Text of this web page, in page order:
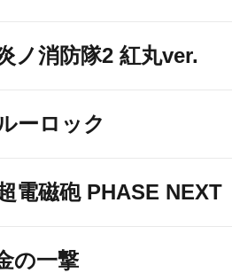
ノ消防隊2 紅丸ver.
ーロック
電磁砲 PHASE NEXT
の一撃